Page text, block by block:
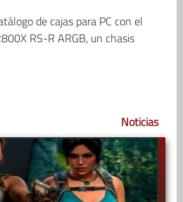
de cajas para PC con el
RS-R ARGB, un chasis
Noticias